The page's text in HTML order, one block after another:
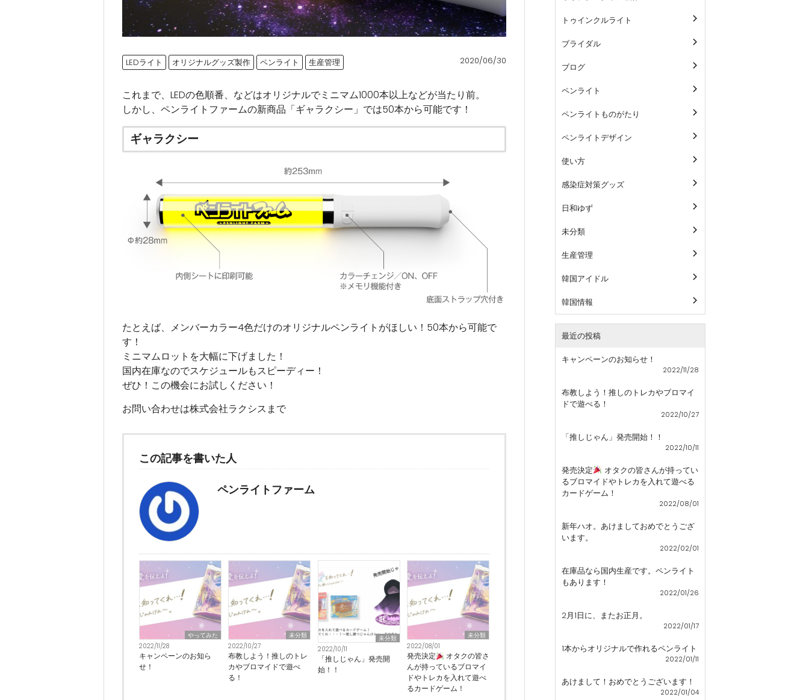
LEDライト オリジナルグッズ製作 ペンライト 生産管理 2020/06/30
これまで、LEDの色順番、などはオリジナルでミニマム1000本以上などが当たり前。
しかし、ペンライトファームの新商品「ギャラクシー」では50本から可能です！
ギャラクシー
たとえば、メンバーカラー4色だけのオリジナルペンライトがほしい！50本から可能で
す！
ミニマムロットを大幅に下げました！
国内在庫なのでスケジュールもスピーディー！
ぜひ！この機会にお試しください！
お問い合わせは株式会社ラクシスまで
この記事を書いた人
ペンライトファーム
やってみた
2022/11/28
キャンペーンのお知ら
せ！
未分類
2022/10/27
布教しよう！推しのトレ
カやブロマイドで遊べ
る！
未分類
2022/10/11
「推しじゃん」発売開
始！！
未分類
2022/08/01
発売決定
オタクの皆さ
んが持っているブロマイ
ドやトレカを入れて遊べ
るカードゲーム！
トゥインクルライト
ブライダル
ブログ
ペンライト
ペンライトものがたり
ペンライトデザイン
使い方
感染症対策グッズ
日和ゆず
未分類
生産管理
韓国アイドル
韓国情報
最近の投稿
キャンペーンのお知らせ！
2022/11/28
布教しよう！推しのトレカやブロマイ
ドで遊べる！
2022/10/27
「推しじゃん」発売開始！！
2022/10/11
発売決定
オタクの皆さんが持ってい
るブロマイドやトレカを入れて遊べる
カードゲーム！
2022/08/01
新年ハオ。あけましておめでとうござ
います。
2022/02/01
在庫品なら国内生産です。ペンライト
もあります！
2022/01/26
2月1日に、またお正月。
2022/01/17
1本からオリジナルで作れるペンライト
2022/01/11
あけまして！おめでとうございます！
2022/01/04